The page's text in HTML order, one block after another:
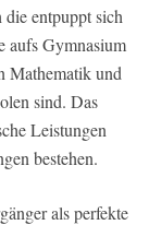
entpuppt sich
aufs Gymnasium
Mathematik und
sind. Das
Leistungen
bestehen.
als perfekte